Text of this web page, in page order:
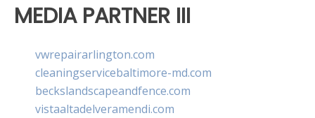
MEDIA PARTNER III
vwrepairarlington.com
cleaningservicebaltimore-md.com
beckslandscapeandfence.com
vistaaltadelveramendi.com